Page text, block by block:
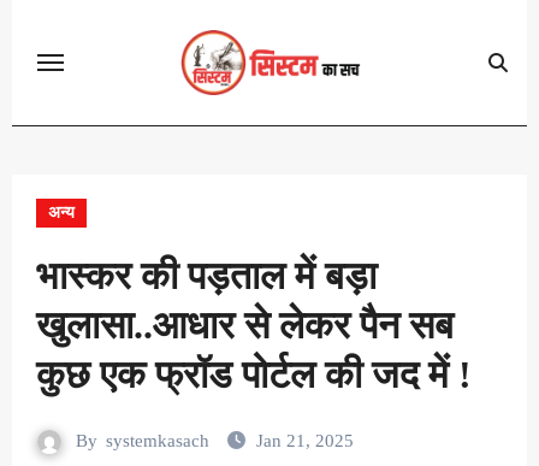
अन्य
भास्कर की पड़ताल में बड़ा
खुलासा..आधार से लेकर पैन सब
कुछ एक फ्रॉड पोर्टल की जद में !
By systemkasach Jan 21, 2025